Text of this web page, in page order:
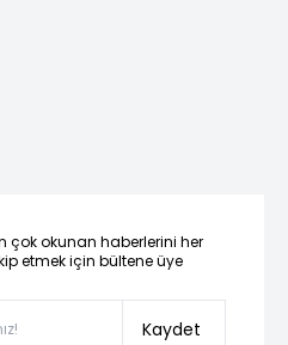
çok okunan haberlerini her
etmek için bültene üye
Kaydet